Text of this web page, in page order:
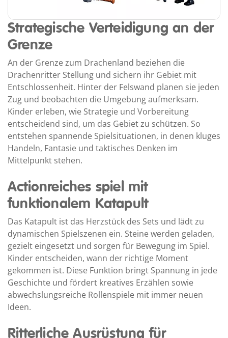
Strategische Verteidigung an der
Grenze
An der Grenze zum Drachenland beziehen die
Drachenritter Stellung und sichern ihr Gebiet mit
Entschlossenheit. Hinter der Felswand planen sie jeden
Zug und beobachten die Umgebung aufmerksam.
Kinder erleben, wie Strategie und Vorbereitung
entscheidend sind, um das Gebiet zu schützen. So
entstehen spannende Spielsituationen, in denen kluges
Handeln, Fantasie und taktisches Denken im
Mittelpunkt stehen.
Actionreiches spiel mit
funktionalem Katapult
Das Katapult ist das Herzstück des Sets und lädt zu
dynamischen Spielszenen ein. Steine werden geladen,
gezielt eingesetzt und sorgen für Bewegung im Spiel.
Kinder entscheiden, wann der richtige Moment
gekommen ist. Diese Funktion bringt Spannung in jede
Geschichte und fördert kreatives Erzählen sowie
abwechslungsreiche Rollenspiele mit immer neuen
Ideen.
Ritterliche Ausrüstung für